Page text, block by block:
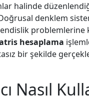
halinde
denklem
problemlerine
hesaplama
bir şekilde
Nasıl